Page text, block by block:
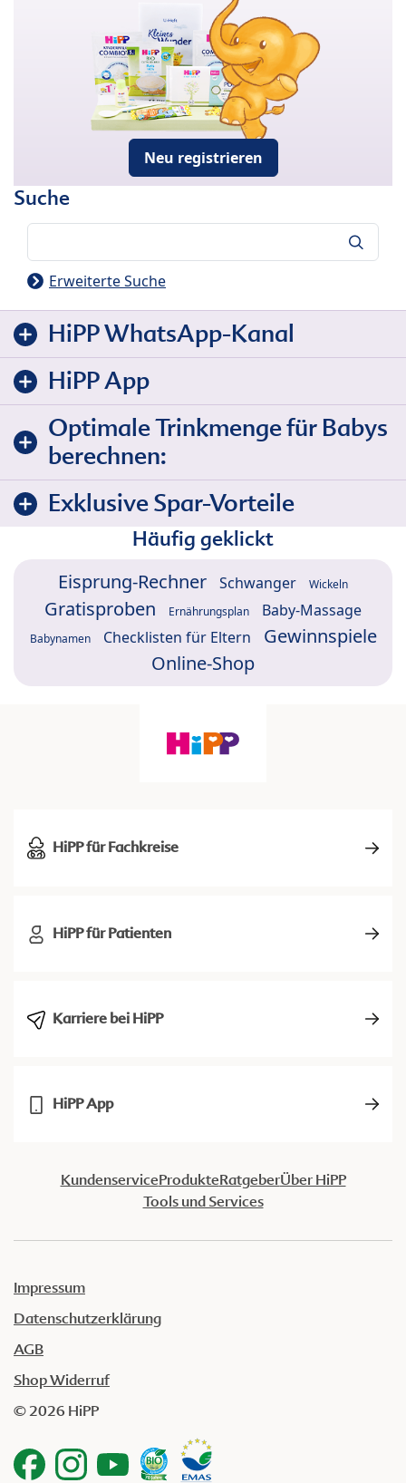
Neu registrieren
Suche
Erweiterte Suche
HiPP WhatsApp-Kanal
HiPP App
Optimale Trinkmenge für Babys
berechnen:
Exklusive Spar-Vorteile
Häufig geklickt
Eisprung-Rechner Schwanger Wickeln
Gratisproben Ernährungsplan Baby-Massage
Babynamen Checklisten für Eltern
Gewinnspiele
Online-Shop
HiPP für Fachkreise
HiPP für Patienten
Karriere bei HiPP
HiPP App
KundenserviceProdukteRatgeberÜber HiPP
Tools und Services
Impressum
Datenschutzerklärung
AGB
Shop Widerruf
© 2026 HiPP